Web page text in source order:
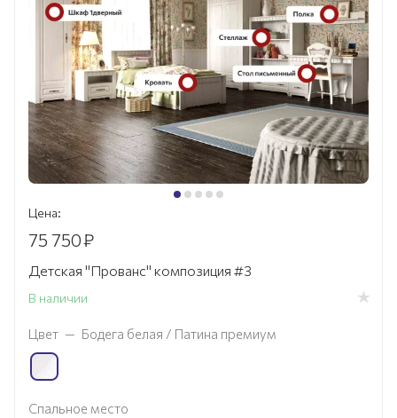
Цена:
75 750₽
Детская "Прованс" композиция #3
В наличии
Цвет — Бодега белая / Патина премиум
Спальное место